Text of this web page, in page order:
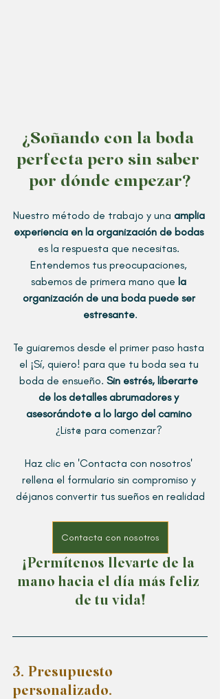
¿Soñando con la boda
perfecta pero sin saber
por dónde empezar?
Nuestro método de trabajo y una amplia
experiencia en la organización de bodas
es la respuesta que necesitas.
Entendemos tus preocupaciones,
sabemos de primera mano que la
organización de una boda puede ser
estresante.
Te guiaremos desde el primer paso hasta
el ¡Sí, quiero! para que tu boda sea tu
boda de ensueño. Sin estrés, liberarte
de los detalles abrumadores y
asesorándote a lo largo del camino
¿List@ para comenzar?
Haz clic en 'Contacta con nosotros'
rellena el formulario sin compromiso y
déjanos convertir tus sueños en realidad
Contacta con nosotros
¡Permítenos llevarte de la
mano hacia el día más feliz
de tu vida!
3. Presupuesto
personalizado.